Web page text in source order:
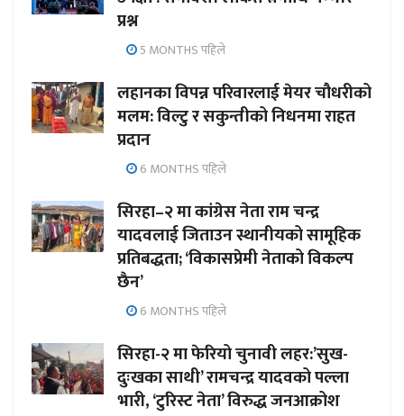
प्रश्न
5 MONTHS पहिले
लहानका विपन्न परिवारलाई मेयर चौधरीको
मलम: विल्टु र सकुन्तीको निधनमा राहत
प्रदान
6 MONTHS पहिले
सिरहा–२ मा कांग्रेस नेता राम चन्द्र
यादवलाई जिताउन स्थानीयको सामूहिक
प्रतिबद्धता; ‘विकासप्रेमी नेताको विकल्प
छैन’
6 MONTHS पहिले
सिरहा-२ मा फेरियो चुनावी लहर:’सुख-
दुःखका साथी’ रामचन्द्र यादवको पल्ला
भारी, ‘टुरिस्ट नेता’ विरुद्ध जनआक्रोश